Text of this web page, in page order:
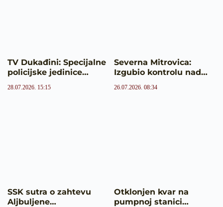
TV Dukađini: Specijalne
policijske jedinice…
28.07.2026. 15:15
Severna Mitrovica:
Izgubio kontrolu nad…
26.07.2026. 08:34
SSK sutra o zahtevu
Aljbuljene…
Otklonjen kvar na
pumpnoj stanici…